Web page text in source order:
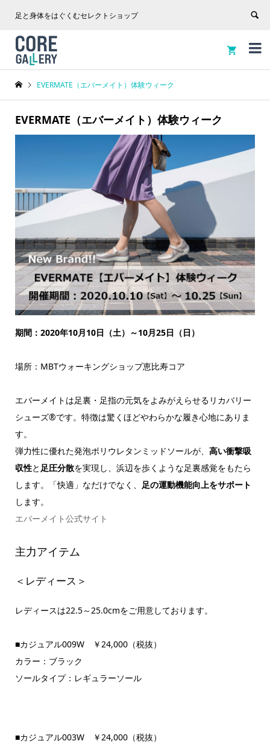
足と身体をはぐくむセレクトショップ


EVERMATE（エバーメイト）体験ウィーク
EVERMATE（エバーメイト）体験ウィーク
期間：2020年10月10日（土）～10月25日（日）
場所：MBTウォーキングショップ恵比寿コア
エバーメイトは足裏・足指の元気をよみがえらせるリカバリー
シューズ®です。特徴は驚くほどやわらかな履き心地にありま
す。
弾力性に優れた発泡ポリウレタンミッドソールが、 高い衝撃吸
収性と 足圧分散を実現し、浜辺を歩くような足裏感覚をもたら
します。「快適」なだけでなく、 足の運動機能向上をサポート
します。
エバーメイト公式サイト
主力アイテム
＜レディース＞
レディースは22.5～25.0cmをご用意しております。
■カジュアル009W ￥24,000（税抜）
カラー：ブラック
ソールタイプ：レギュラーソール
■カジュアル003W ￥24,000（税抜）